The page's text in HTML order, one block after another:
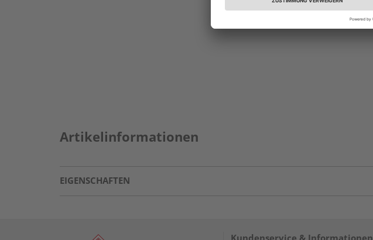
Artikelinformationen
EIGENSCHAFTEN
Kundenservice & Informationen